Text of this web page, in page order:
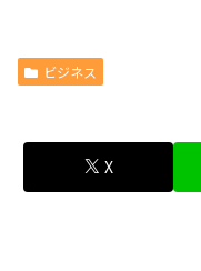
ビジネス
X